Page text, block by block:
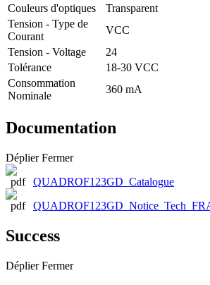
Couleurs d'optiques
Transparent
Tension - Type de
Courant
VCC
Tension - Voltage
24
Tolérance
18-30 VCC
Consommation
Nominale
360 mA
Documentation
Déplier Fermer
QUADROF123GD_Catalogue
Success
Déplier Fermer